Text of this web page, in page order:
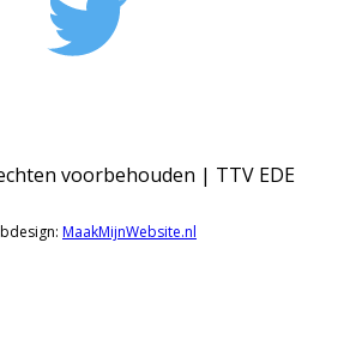
voorbehouden | TTV EDE
MaakMijnWebsite.nl